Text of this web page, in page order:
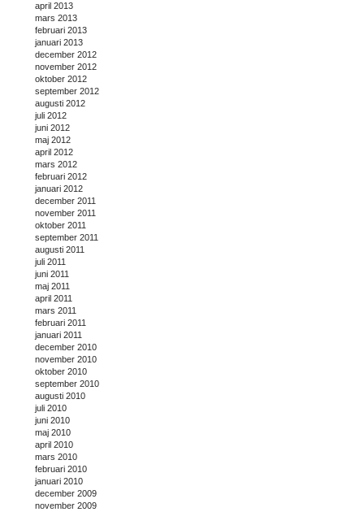
april 2013
mars 2013
februari 2013
januari 2013
december 2012
november 2012
oktober 2012
september 2012
augusti 2012
juli 2012
juni 2012
maj 2012
april 2012
mars 2012
februari 2012
januari 2012
december 2011
november 2011
oktober 2011
september 2011
augusti 2011
juli 2011
juni 2011
maj 2011
april 2011
mars 2011
februari 2011
januari 2011
december 2010
november 2010
oktober 2010
september 2010
augusti 2010
juli 2010
juni 2010
maj 2010
april 2010
mars 2010
februari 2010
januari 2010
december 2009
november 2009